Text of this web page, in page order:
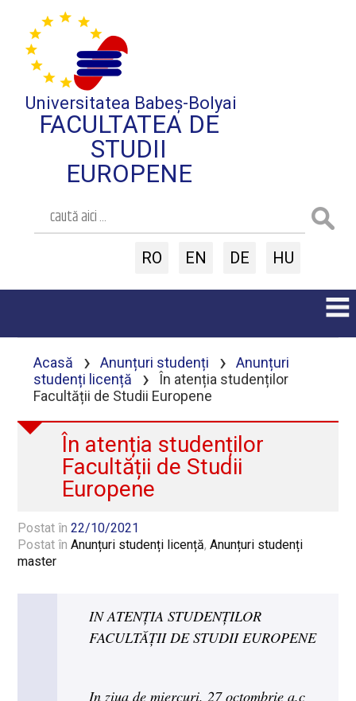
Universitatea Babeș-Bolyai
FACULTATEA DE
STUDII
EUROPENE
RO EN DE HU
Acasă › Anunțuri studenți ›
Anunțuri
studenți licență
›
În atenția studenților
Facultății de Studii Europene
În atenția studenților
Facultății de Studii
Europene
Postat în22/10/2021
Postat înAnunțuri studenți licență,Anunțuri studenți
master
IN ATENȚIA STUDENȚILOR
FACULTĂȚII DE STUDII EUROPENE
In ziua de miercuri, 27 octombrie a.c